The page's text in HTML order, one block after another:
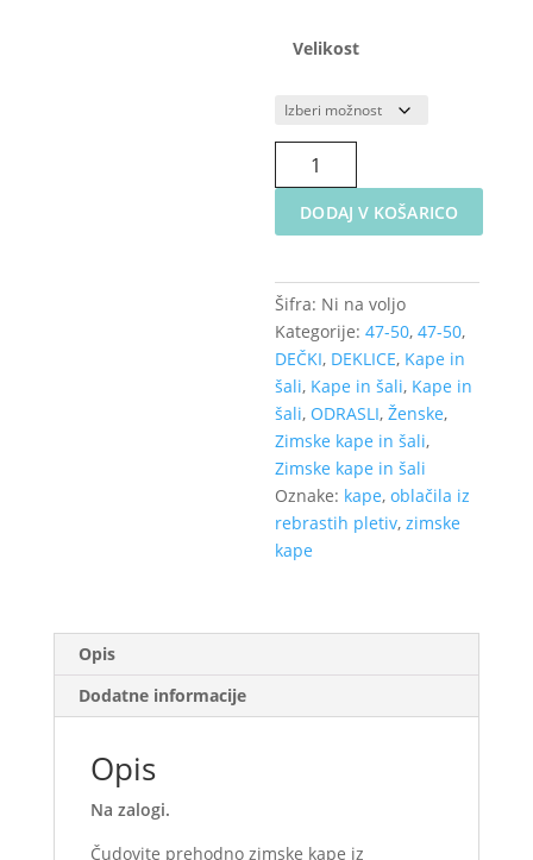
Velikost
Zimska
kapa
cofom
–
Svetlo
siva
velikost
47-
50
in
Ž
(na
zalogi)
količina
DODAJ V KOŠARICO
Šifra: Ni na voljo
Kategorije:47-50,47-50,
DEČKI, DEKLICE, Kape in
šali, Kape in šali, Kape in
šali, ODRASLI,Ženske,
Zimske kape in šali,
Zimske kape in šali
Oznake: kape,oblačila iz
rebrastih pletiv,zimske
kape
Opis
Dodatne informacije
Opis
Na zalogi.
Čudovite prehodno zimske kape iz